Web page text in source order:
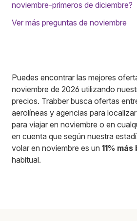
noviembre-primeros de diciembre?
Ver más preguntas de noviembre
Puedes encontrar las mejores
noviembre de 2026 utilizando
precios. Trabber busca ofertas
aerolíneas y agencias para
para viajar en noviembre o en
en cuenta que según nuestra
volar en noviembre es un 11%
habitual.